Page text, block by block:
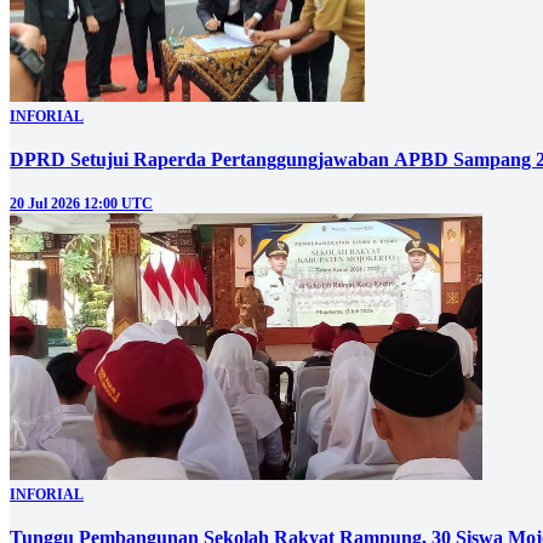
INFORIAL
DPRD Setujui Raperda Pertanggungjawaban APBD Sampang
20 Jul 2026 12:00 UTC
INFORIAL
Tunggu Pembangunan Sekolah Rakyat Rampung, 30 Siswa